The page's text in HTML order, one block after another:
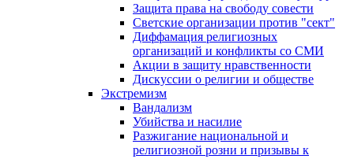
Защита права на свободу совести
Светские организации против "сект"
Диффамация религиозных
организаций и конфликты со СМИ
Акции в защиту нравственности
Дискуссии о религии и обществе
Экстремизм
Вандализм
Убийства и насилие
Разжигание национальной и
религиозной розни и призывы к